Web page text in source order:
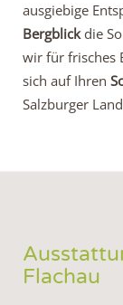
ausgiebige
Bergblickdie
wir für frisches
sich auf Ihren
Salzburger
Flachau